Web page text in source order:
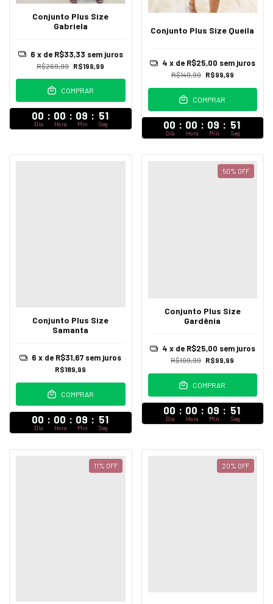
Conjunto Plus Size
Gabriela
R$269,99 R$199,99
6 x de R$33,33 sem juros
COMPRAR
00 : 00 : 09 : 47
Dia Hora Min Seg
Conjunto Plus Size Queila
R$149,99 R$99,99
4 x de R$25,00 sem juros
COMPRAR
00 : 00 : 09 : 47
Dia Hora Min Seg
Conjunto Plus Size
Samanta
R$189,99
6 x de R$31,67 sem juros
COMPRAR
00 : 00 : 09 : 47
Dia Hora Min Seg
50% OFF
Conjunto Plus Size
Gardênia
R$199,99 R$99,99
4 x de R$25,00 sem juros
COMPRAR
00 : 00 : 09 : 47
Dia Hora Min Seg
11% OFF 20% OFF